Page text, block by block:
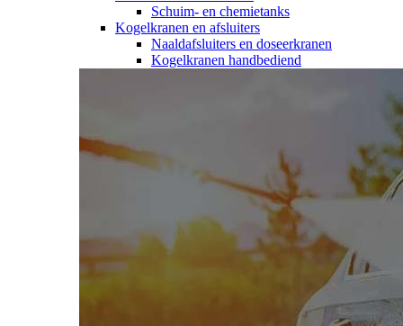
Schuim- en chemietanks
Kogelkranen en afsluiters
Naaldafsluiters en doseerkranen
Kogelkranen handbediend